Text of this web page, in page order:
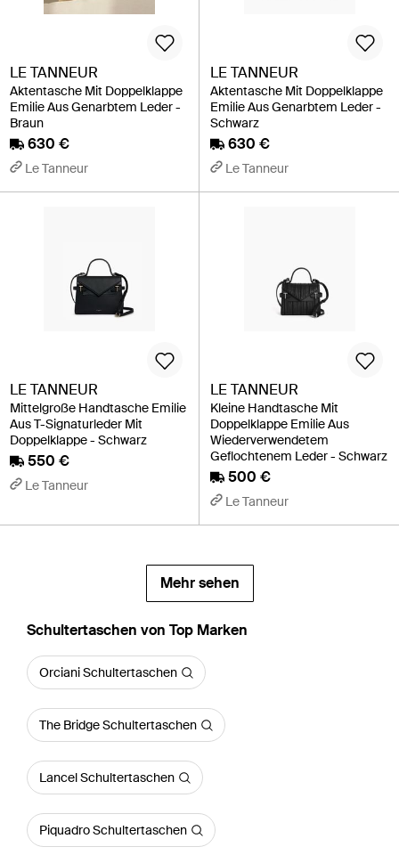
LE TANNEUR
Aktentasche Mit Doppelklappe
Emilie Aus Genarbtem Leder -
Braun
630 €
Le Tanneur
LE TANNEUR
Aktentasche Mit Doppelklappe
Emilie Aus Genarbtem Leder -
Schwarz
630 €
Le Tanneur
LE TANNEUR
Mittelgroße Handtasche Emilie
Aus T-Signaturleder Mit
Doppelklappe - Schwarz
550 €
Le Tanneur
LE TANNEUR
Kleine Handtasche Mit
Doppelklappe Emilie Aus
Wiederverwendetem
Geflochtenem Leder - Schwarz
500 €
Le Tanneur
Mehr sehen
Schultertaschen von Top Marken
Orciani Schultertaschen
The Bridge Schultertaschen
Lancel Schultertaschen
Piquadro Schultertaschen